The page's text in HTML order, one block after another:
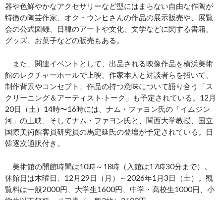
器や色鮮やかなアクセサリーなど型にはまらない自由な作陶が
特徴の陶芸作家、オク・ウンヒさんの作品の展示販売や、展覧
会の公式図録、日韓のアートや文化、文学などに関する書籍、
グッズ、お菓子などの販売もある。
また、関連イベントとして、出品される映像作品を横浜美術
館のレクチャーホールで上映、作家本人と対談者らを招いて、
制作背景やコンセプト、作品の持つ意味について語り合う「ス
クリーニング＆アーティスト‧トーク」も予定されている。12月
20日（土）14時〜16時には、ナム・ファヨン氏の「イムジン
河」の上映、そしてナム・ファヨン氏と、関西大学教授、国立
国際美術館客員研究員の馬定延氏の登壇が予定されている。日
韓逐次通訳付き。
美術館の開館時間は10時～18時（入館は17時30分まで）。
休館日は木曜日、12月29日（月）～2026年1月3日（土）。観
覧料は一般2000円、大学生1600円、中学・高校生1000円、小